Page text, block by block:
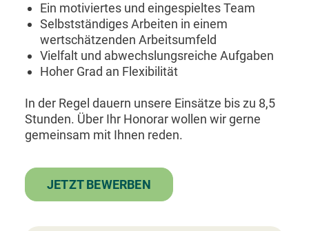
Ein motiviertes und eingespieltes Team
Selbstständiges Arbeiten in einem
wertschätzenden Arbeitsumfeld
Vielfalt und abwechslungsreiche Aufgaben
Hoher Grad an Flexibilität
In der Regel dauern unsere Einsätze bis zu 8,5
Stunden. Über Ihr Honorar wollen wir gerne
gemeinsam mit Ihnen reden.
JETZT BEWERBEN